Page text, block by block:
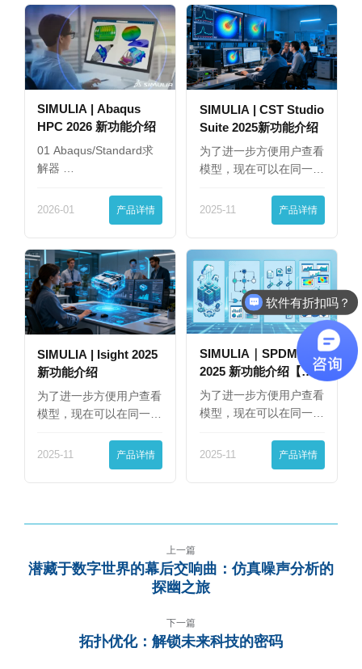
SIMULIA | Abaqus
HPC 2026 新功能介绍
01 Abaqus/Standard求
解器 …
2026-01 产品详情
SIMULIA | CST Studio
Suite 2025新功能介绍
为了进一步方便用户查看
模型，现在可以在同一
2025-11 产品详情
SIMULIA | Isight 2025
新功能介绍
为了进一步方便用户查看
模型，现在可以在同一
2025-11 产品详情
SIMULIA｜SPDM
2025 新功能介绍【下
篇】
为了进一步方便用户查看
模型，现在可以在同一
2025-11 产品详情
上一篇
潜藏于数字世界的幕后交响曲：仿真噪声分析的
探幽之旅
下一篇
拓扑优化：解锁未来科技的密码
软件有折扣吗？